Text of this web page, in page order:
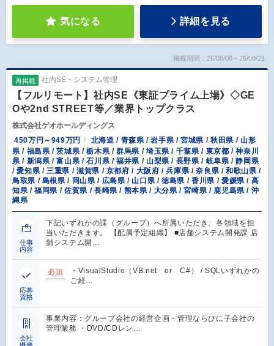
気になる 詳細を見る
掲載期間：26/08/08～26/08/21
再掲載 社内SE・システム管理
【フルリモート】社内SE《東証プライム上場》◇GE
Oや2nd STREET等／業界トップクラス
株式会社ゲオホールディングス
450万円～949万円
北海道 / 青森県 / 岩手県 / 宮城県 / 秋田県 / 山形
県 / 福島県 / 茨城県 / 栃木県 / 群馬県 / 埼玉県 / 千葉県 / 東京都 / 神奈川
県 / 新潟県 / 富山県 / 石川県 / 福井県 / 山梨県 / 長野県 / 岐阜県 / 静岡県
/ 愛知県 / 三重県 / 滋賀県 / 京都府 / 大阪府 / 兵庫県 / 奈良県 / 和歌山県 /
鳥取県 / 島根県 / 岡山県 / 広島県 / 山口県 / 徳島県 / 香川県 / 愛媛県 / 高
知県 / 福岡県 / 佐賀県 / 長崎県 / 熊本県 / 大分県 / 宮崎県 / 鹿児島県 / 沖
縄県
仕事
内容
下記いずれかの課（グループ）へ所属いただき、各領域を担
当いただきます。 【配属予定組織】 ■店舗システム開発課 店
舗システム開…
応募
資格
必須
・VisualStudio（VB.net or C#） / SQLいずれかの
ご経…
会社
事業内容：グループ会社の経営企画・管理ならびに子会社の
管理業務 ・DVD/CDレン…